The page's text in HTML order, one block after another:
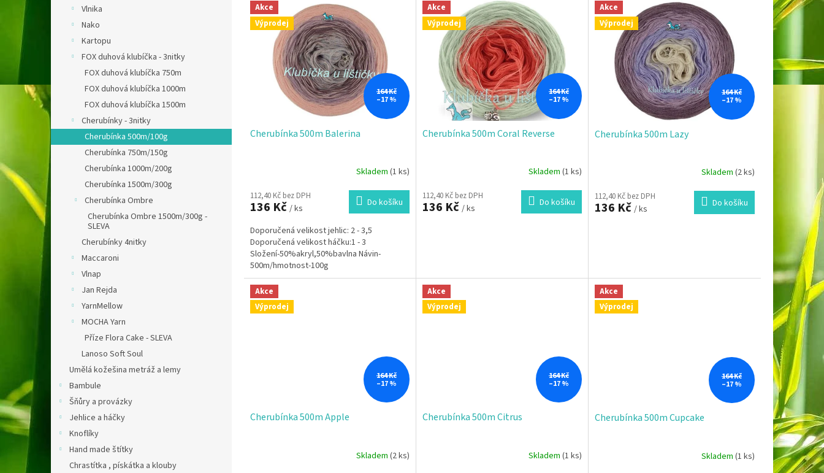
Vlnika
Nako
Kartopu
FOX duhová klubíčka - 3nitky
FOX duhová klubíčka 750m
FOX duhová klubíčka 1000m
FOX duhová klubíčka 1500m
Cherubínky - 3nitky
Cherubínka 500m/100g
Cherubínka 750m/150g
Cherubínka 1000m/200g
Cherubínka 1500m/300g
Cherubínka Ombre
Cherubínka Ombre 1500m/300g -
SLEVA
Cherubínky 4nitky
Maccaroni
Vlnap
Jan Rejda
YarnMellow
MOCHA Yarn
Příze Flora Cake - SLEVA
Lanoso Soft Soul
Umělá kožešina metráž a lemy
Bambule
Šňůry a provázky
Jehlice a háčky
Knoflíky
Hand made štítky
Chrastítka , pískátka a klouby
pp
Akce
Výprodej
164 Kč
–17 %
Cherubínka 500m Balerina
Skladem (1 ks)
112,40 Kč bez DPH
136 Kč / ks Do košíku
Doporučená velikost jehlic: 2 - 3,5
Doporučená velikost háčku:1 - 3
Složení-50%akryl,50%bavlna Návin-
500m/hmotnost-100g
Akce
Výprodej
164 Kč
–17 %
Cherubínka 500m Coral Reverse
Skladem (1 ks)
112,40 Kč bez DPH
136 Kč / ks Do košíku
Akce
Výprodej
164 Kč
–17 %
Cherubínka 500m Lazy
Skladem (2 ks)
112,40 Kč bez DPH
136 Kč / ks Do košíku
Akce
Výprodej
164 Kč
–17 %
Cherubínka 500m Apple
Skladem (2 ks)
Akce
Výprodej
164 Kč
–17 %
Cherubínka 500m Citrus
Skladem (1 ks)
Akce
Výprodej
164 Kč
–17 %
Cherubínka 500m Cupcake
Skladem (1 ks)